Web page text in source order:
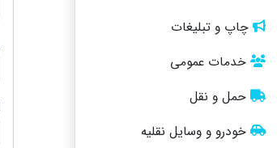
چاپ و تبلیغات
خدمات عمومی
حمل و نقل
خودرو و وسایل نقلیه